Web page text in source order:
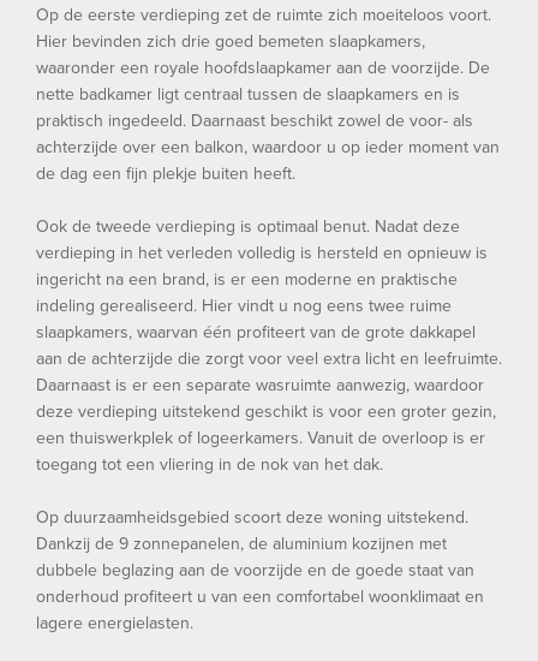
Op de eerste verdieping zet de ruimte zich moeiteloos voort.
Hier bevinden zich drie goed bemeten slaapkamers,
waaronder een royale hoofdslaapkamer aan de voorzijde. De
nette badkamer ligt centraal tussen de slaapkamers en is
praktisch ingedeeld. Daarnaast beschikt zowel de voor- als
achterzijde over een balkon, waardoor u op ieder moment van
de dag een fijn plekje buiten heeft.
Ook de tweede verdieping is optimaal benut. Nadat deze
verdieping in het verleden volledig is hersteld en opnieuw is
ingericht na een brand, is er een moderne en praktische
indeling gerealiseerd. Hier vindt u nog eens twee ruime
slaapkamers, waarvan één profiteert van de grote dakkapel
aan de achterzijde die zorgt voor veel extra licht en leefruimte.
Daarnaast is er een separate wasruimte aanwezig, waardoor
deze verdieping uitstekend geschikt is voor een groter gezin,
een thuiswerkplek of logeerkamers. Vanuit de overloop is er
toegang tot een vliering in de nok van het dak.
Op duurzaamheidsgebied scoort deze woning uitstekend.
Dankzij de 9 zonnepanelen, de aluminium kozijnen met
dubbele beglazing aan de voorzijde en de goede staat van
onderhoud profiteert u van een comfortabel woonklimaat en
lagere energielasten.